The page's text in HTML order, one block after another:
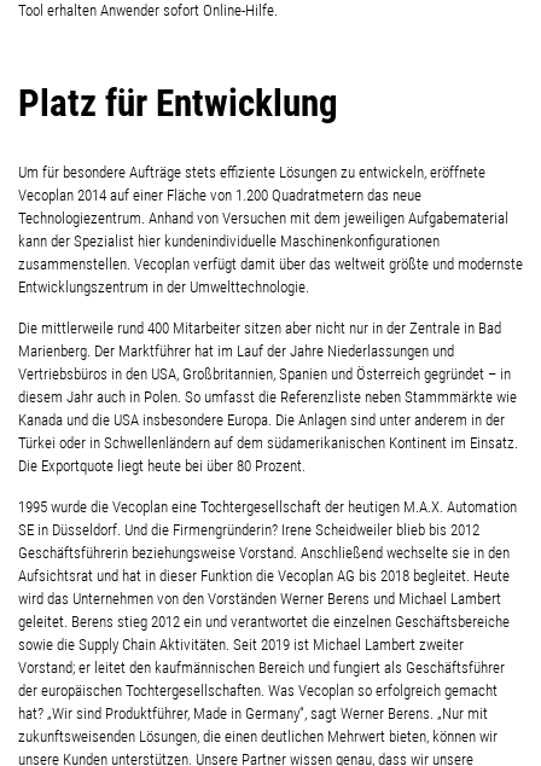
Tool erhalten Anwender sofort Online-Hilfe.
Platz für Entwicklung
Um für besondere Aufträge stets effiziente Lösungen zu entwickeln, eröffnete
Vecoplan 2014 auf einer Fläche von 1.200 Quadratmetern das neue
Technologiezentrum. Anhand von Versuchen mit dem jeweiligen Aufgabematerial
kann der Spezialist hier kundenindividuelle Maschinenkonfigurationen
zusammenstellen. Vecoplan verfügt damit über das weltweit größte und modernste
Entwicklungszentrum in der Umwelttechnologie.
Die mittlerweile rund 400 Mitarbeiter sitzen aber nicht nur in der Zentrale in Bad
Marienberg. Der Marktführer hat im Lauf der Jahre Niederlassungen und
Vertriebsbüros in den USA, Großbritannien, Spanien und Österreich gegründet – in
diesem Jahr auch in Polen. So umfasst die Referenzliste neben Stammmärkte wie
Kanada und die USA insbesondere Europa. Die Anlagen sind unter anderem in der
Türkei oder in Schwellenländern auf dem südamerikanischen Kontinent im Einsatz.
Die Exportquote liegt heute bei über 80 Prozent.
1995 wurde die Vecoplan eine Tochtergesellschaft der heutigen M.A.X. Automation
SE in Düsseldorf. Und die Firmengründerin? Irene Scheidweiler blieb bis 2012
Geschäftsführerin beziehungsweise Vorstand. Anschließend wechselte sie in den
Aufsichtsrat und hat in dieser Funktion die Vecoplan AG bis 2018 begleitet. Heute
wird das Unternehmen von den Vorständen Werner Berens und Michael Lambert
geleitet. Berens stieg 2012 ein und verantwortet die einzelnen Geschäftsbereiche
sowie die Supply Chain Aktivitäten. Seit 2019 ist Michael Lambert zweiter
Vorstand; er leitet den kaufmännischen Bereich und fungiert als Geschäftsführer
der europäischen Tochtergesellschaften. Was Vecoplan so erfolgreich gemacht
hat? „Wir sind Produktführer, Made in Germany“, sagt Werner Berens. „Nur mit
zukunftsweisenden Lösungen, die einen deutlichen Mehrwert bieten, können wir
unsere Kunden unterstützen. Unsere Partner wissen genau, dass wir unsere